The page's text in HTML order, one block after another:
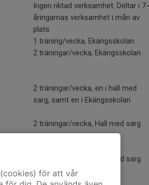
Ingen riktad verksamhet. Deltar i 7-
åringarnas verksamhet i mån av
plats
1 träning/vecka, Ekängsskolan
2 träningar/vecka, Ekängsskolan
2 träningar/vecka, en i hall med
sarg, samt en i Ekängsskolan
2 träningar/vecka, Hall med sarg
2 träningar/vecka, Hall med sarg
för att vår